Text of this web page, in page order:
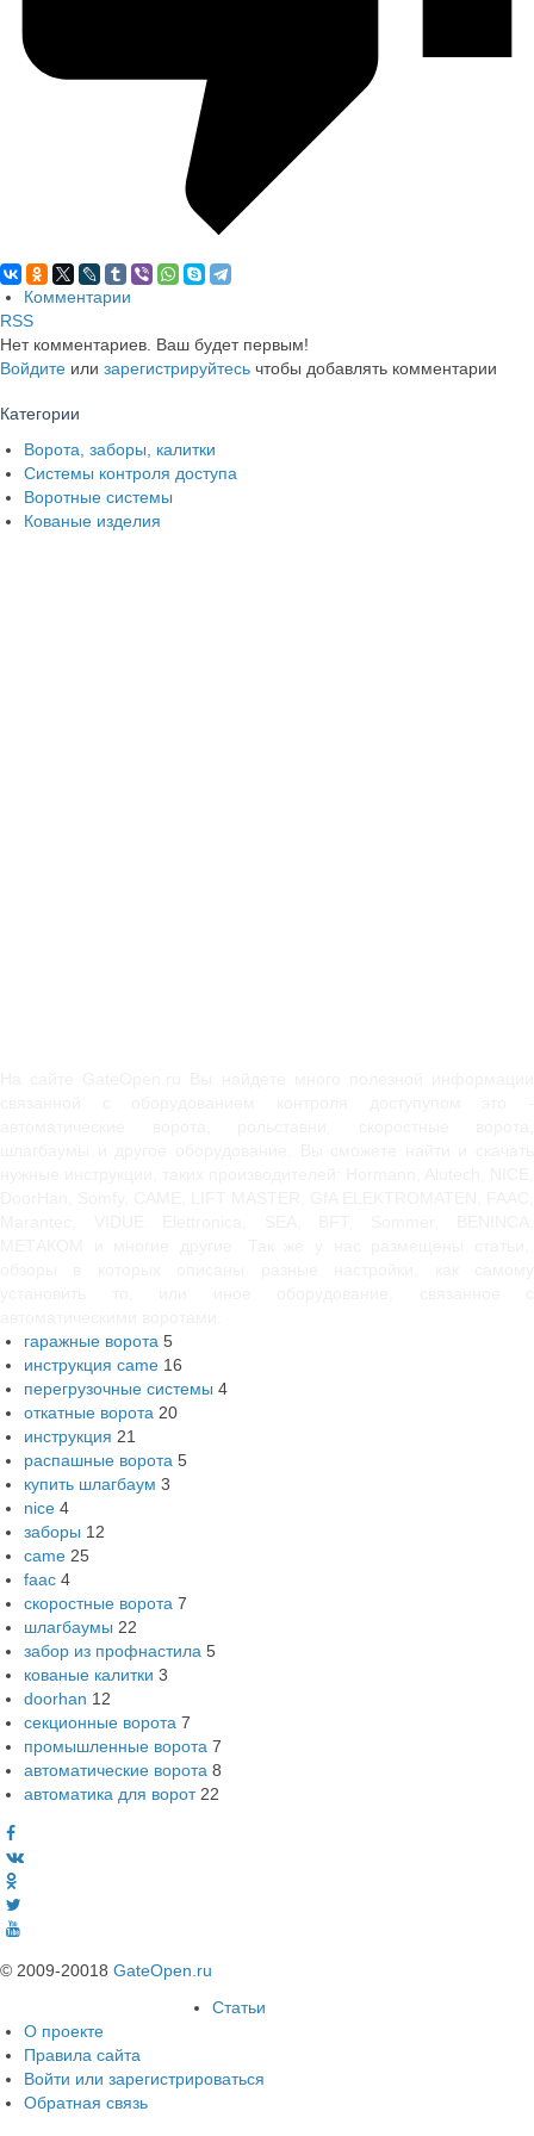
Комментарии
RSS
Нет комментариев. Ваш будет первым!
Войдите или зарегистрируйтесь чтобы добавлять комментарии
Категории
Ворота, заборы, калитки
Системы контроля доступа
Воротные системы
Кованые изделия
гаражные ворота 5
инструкция came 16
перегрузочные системы 4
откатные ворота 20
инструкция 21
распашные ворота 5
купить шлагбаум 3
nice 4
заборы 12
came 25
faac 4
скоростные ворота 7
шлагбаумы 22
забор из профнастила 5
кованые калитки 3
doorhan 12
секционные ворота 7
промышленные ворота 7
автоматические ворота 8
автоматика для ворот 22
© 2009-20018 GateOpen.ru
Статьи
О проекте
Правила сайта
Войти или зарегистрироваться
Обратная связь